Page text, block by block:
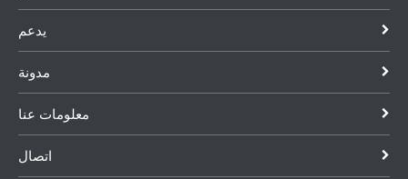
يدعم
مدونة
معلومات عنا
اتصال